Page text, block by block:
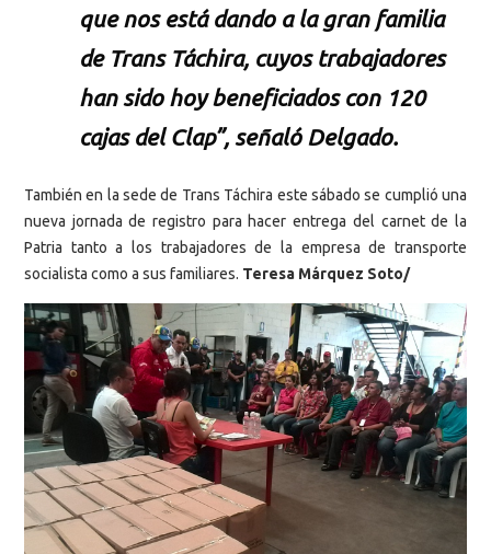
que nos está dando a la gran familia
de Trans Táchira, cuyos trabajadores
han sido hoy beneficiados con 120
cajas del Clap”, señaló Delgado.
También en la sede de Trans Táchira este sábado se cumplió una
nueva jornada de registro para hacer entrega del carnet de la
Patria tanto a los trabajadores de la empresa de transporte
socialista como a sus familiares. Teresa Márquez Soto/